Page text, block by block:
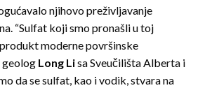
njihovo preživljavanje
“Sulfat koji smo pronašli u toj
moderne površinske
geolog Long Lisa Sveučilišta Alberta i
da se sulfat, kao i vodik, stvara na